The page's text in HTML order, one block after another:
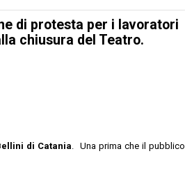
di protesta per i lavoratori
chiusura del Teatro.
di Catania. Una prima che il pubblico